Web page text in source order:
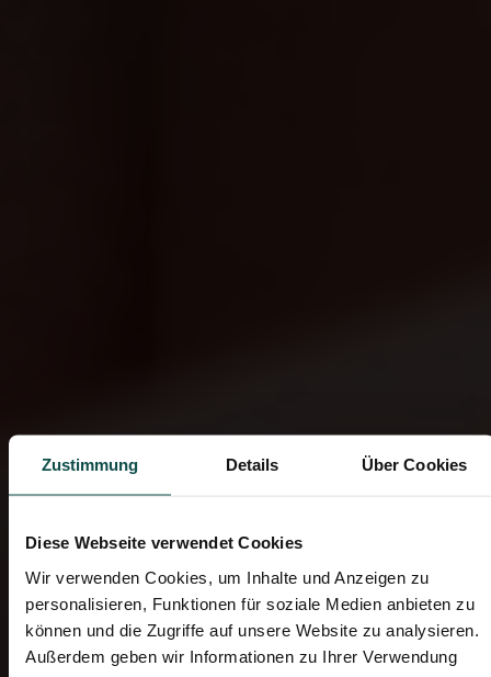
Zustimmung Details Über Cookies
Diese Webseite verwendet Cookies
Wir verwenden Cookies, um Inhalte und Anzeigen zu
personalisieren, Funktionen für soziale Medien anbieten zu
können und die Zugriffe auf unsere Website zu analysieren.
Außerdem geben wir Informationen zu Ihrer Verwendung
Leseprobe – "Pilates gegen
Rückenschmerzen"